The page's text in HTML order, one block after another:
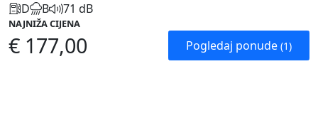
D B 71 dB
NAJNIŽA CIJENA
€ 177,00 Pogledaj ponude (1)